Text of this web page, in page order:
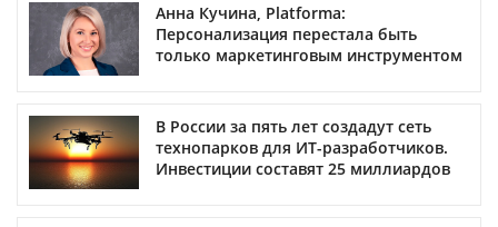
Анна Кучина, Platforma:
Персонализация перестала быть
только маркетинговым инструментом
В России за пять лет создадут сеть
технопарков для ИТ-разработчиков.
Инвестиции составят 25 миллиардов